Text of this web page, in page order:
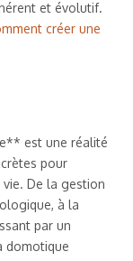
et évolutif.
créer une
est une réalité
pour
De la gestion
à la
par un
domotique